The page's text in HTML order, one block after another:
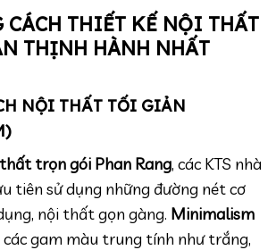
CÁCH THIẾT KẾ NỘI THẤT
THỊNH HÀNH NHẤT
NỘI THẤT TỐI GIẢN
trọn gói Phan Rang, các KTS nhà
tiên sử dụng những đường nét cơ
nội thất gọn gàng. Minimalism
gam màu trung tính như trắng,